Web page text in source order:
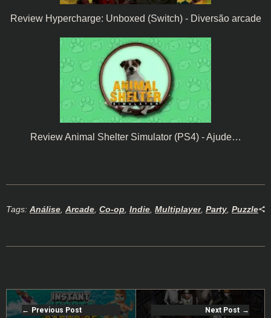
Review Hypercharge: Unboxed (Switch) - Diversão arcade
Review Animal Shelter Simulator (PS4) - Ajude…
Tags: Análise, Arcade, Co-op, Indie, Multiplayer, Party, Puzzle
Previous Post Next Post